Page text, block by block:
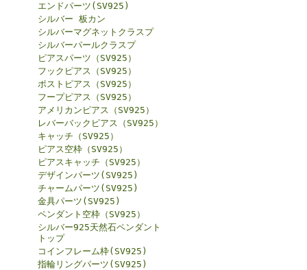
エンドパーツ(SV925)
シルバー 板カン
シルバーマグネットクラスプ
シルバーパールクラスプ
ピアスパーツ（SV925）
フックピアス（SV925）
ポストピアス（SV925）
フープピアス（SV925）
アメリカンピアス（SV925）
レバーバックピアス（SV925）
キャッチ（SV925）
ピアス空枠（SV925）
ピアスキャッチ（SV925）
デザインパーツ(SV925)
チャームパーツ(SV925)
金具パーツ(SV925)
ペンダント空枠（SV925）
シルバー925天然石ペンダント
トップ
コインフレーム枠(SV925)
指輪リングパーツ(SV925)